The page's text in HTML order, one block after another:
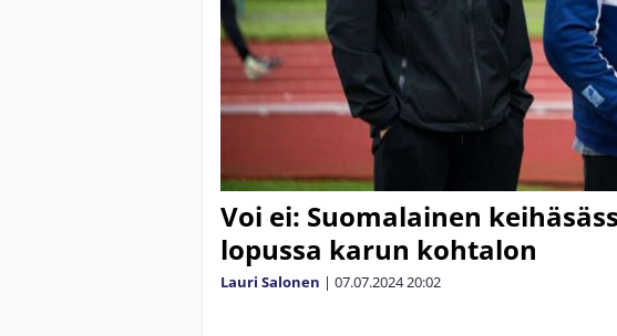
Voi ei: Suomalainen
lopussa karun kohtalon
Lauri Salonen | 07.07.202420:02